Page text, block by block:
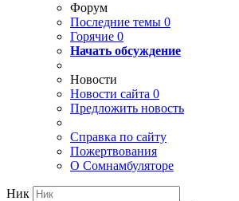
Форум
Последние темы 0
Горячие 0
Начать обсуждение
Новости
Новости сайта 0
Предложить новость
Справка по сайту
Пожертвования
О Сомнамбуляторе
Ник